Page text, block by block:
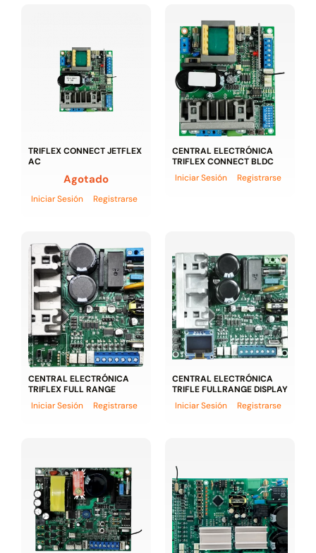
TRIFLEX CONNECT JETFLEX
AC
Agotado
Iniciar Sesión Registrarse
CENTRAL ELECTRÓNICA
TRIFLEX CONNECT BLDC
Iniciar Sesión
Registrarse
CENTRAL ELECTRÓNICA
TRIFLEX FULL RANGE
Iniciar Sesión
Registrarse
CENTRAL ELECTRÓNICA
TRIFLE FULLRANGE DISPLAY
Iniciar Sesión
Registrarse